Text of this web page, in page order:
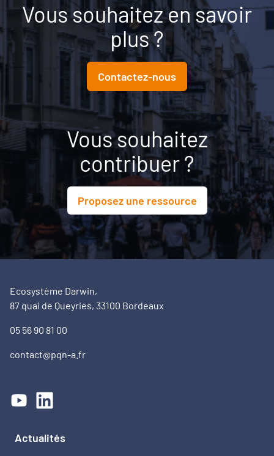
Vous souhaitez en savoir
plus ?
Contactez-nous
Vous souhaitez
contribuer ?
Proposez une ressource
Ecosystème Darwin,
87 quai de Queyries, 33100 Bordeaux
05 56 90 81 00
contact@pqn-a.fr
Actualités